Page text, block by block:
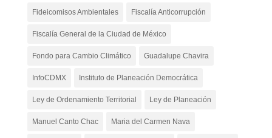
Fideicomisos Ambientales Fiscalía Anticorrupción
Fiscalía General de la Ciudad de México
Fondo para Cambio Climático Guadalupe Chavira
InfoCDMX Instituto de Planeación Democrática
Ley de Ordenamiento Territorial Ley de Planeación
Manuel Canto Chac Maria del Carmen Nava